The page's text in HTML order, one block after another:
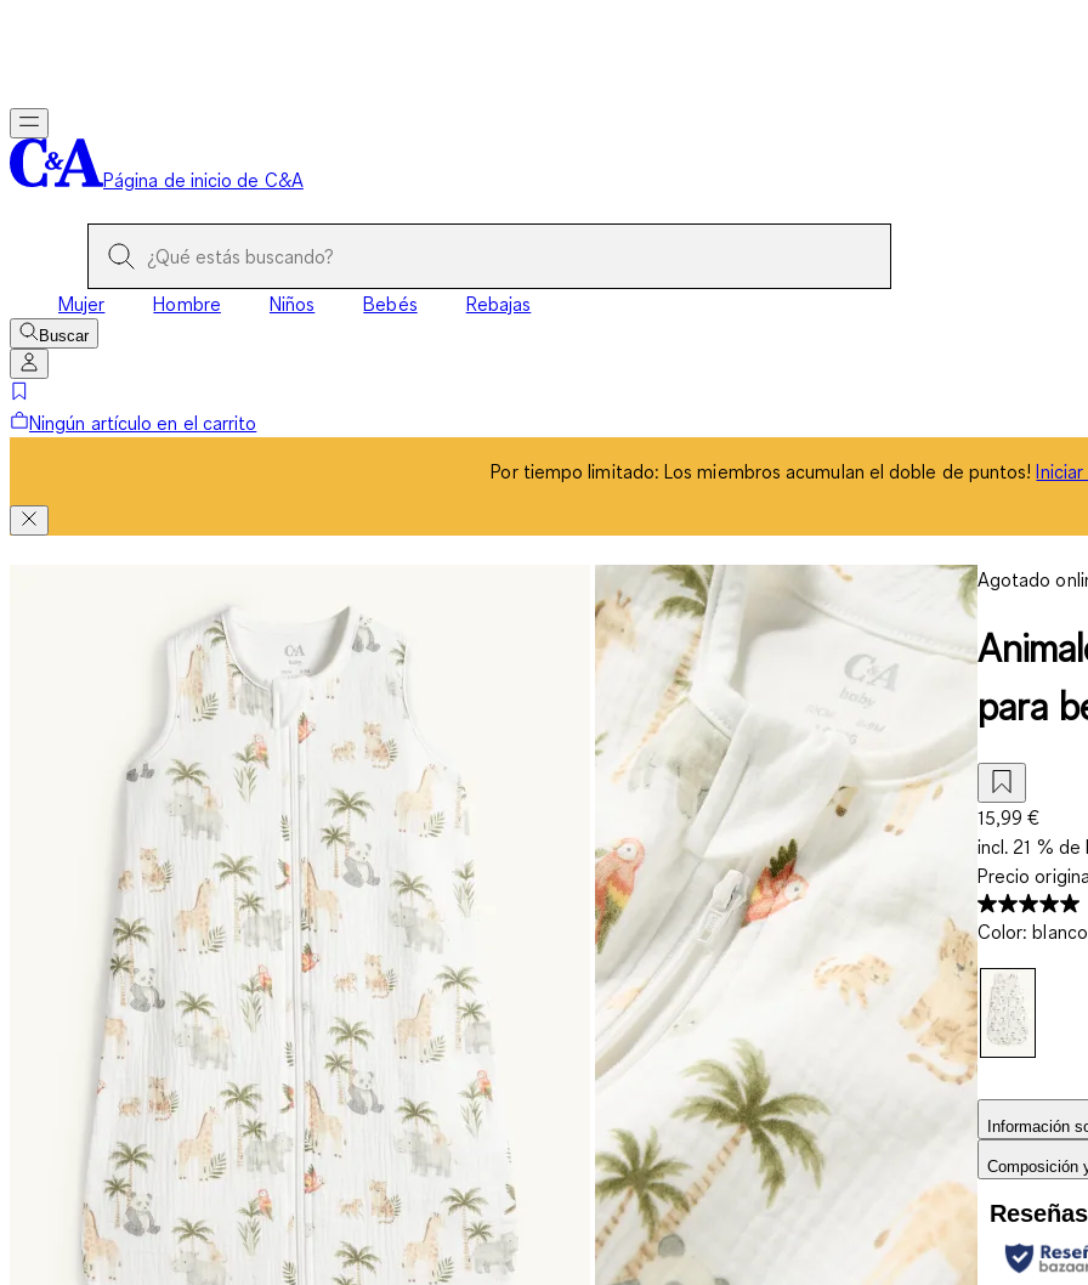
Página de inicio de C&A
Mujer Hombre Niños Bebés Rebajas
Buscar
Ningún artículo en el carrito
Por tiempo limitado: Los miembros acumulan el doble de puntos!
Agotado
para
15,99 €
incl. 21 % de
Precio
Color: blanco
Información
Composición
Reseñas